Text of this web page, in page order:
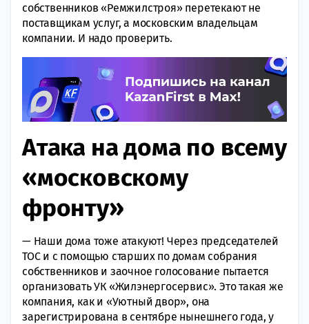
собственников «Ремжилстроя» перетекают не
поставщикам услуг, а московским владельцам
компании. И надо проверить.
Атака на дома по всему
«московскому
фронту»
— Наши дома тоже атакуют! Через председателей
ТОС и с помощью старших по домам собрания
собственников и заочное голосование пытается
организовать УК «Жилэнергосервис». Это такая же
компания, как и «Уютный двор», она
зарегистрирована в сентябре нынешнего года, у